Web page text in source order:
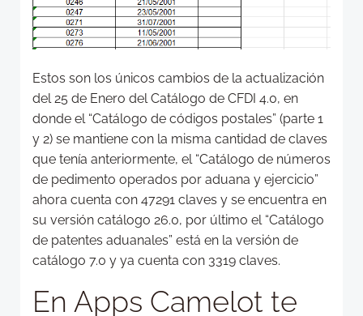
Estos son los únicos cambios de la actualización
del 25 de Enero del Catálogo de CFDI 4.0, en
donde el “Catálogo de códigos postales” (parte 1
y 2) se mantiene con la misma cantidad de claves
que tenía anteriormente, el “Catálogo de números
de pedimento operados por aduana y ejercicio”
ahora cuenta con 47291 claves y se encuentra en
su versión catálogo 26.0, por último el “Catálogo
de patentes aduanales” está en la versión de
catálogo 7.0 y ya cuenta con 3319 claves.
En Apps Camelot te